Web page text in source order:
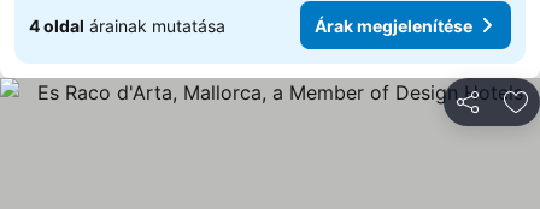
4 oldal árainak mutatása Árak megjelenítése